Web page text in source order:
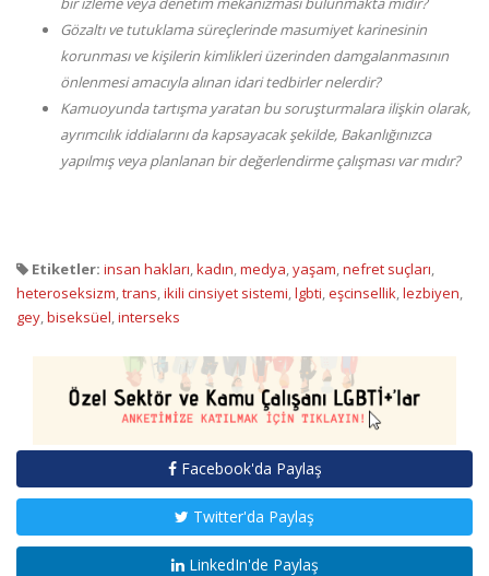
Gözaltı ve tutuklama süreçlerinde masumiyet karinesinin
korunması ve kişilerin kimlikleri üzerinden damgalanmasının
önlenmesi amacıyla alınan idari tedbirler nelerdir?
Kamuoyunda tartışma yaratan bu soruşturmalara ilişkin olarak,
ayrımcılık iddialarını da kapsayacak şekilde, Bakanlığınızca
yapılmış veya planlanan bir değerlendirme çalışması var mıdır?
Etiketler: insan hakları,kadın,medya,yaşam,nefret suçları,
heteroseksizm,trans,ikili cinsiyet sistemi,lgbti,eşcinsellik,lezbiyen,
gey,biseksüel,interseks
Facebook'da Paylaş
Twitter'da Paylaş
LinkedIn'de Paylaş